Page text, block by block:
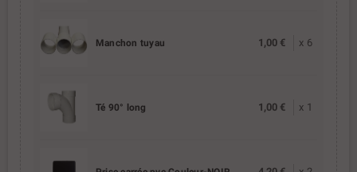
Manchon tuyau 1,00 € x 6
Té 90° long 1,00 € x 1